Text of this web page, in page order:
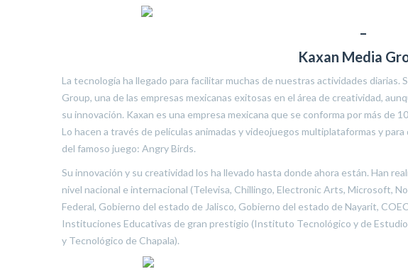
–
Kaxan Media
La tecnología ha llegado para facilitar muchas de nuestras actividades
Group, una de las empresas mexicanas exitosas en el área de creatividad,
su innovación. Kaxan es una empresa mexicana que se conforma por más de
Lo hacen a través de películas animadas y videojuegos multiplataformas y
del famoso juego: Angry Birds.
Su innovación y su creatividad los ha llevado hasta donde ahora están. Han
nivel nacional e internacional (Televisa, Chillingo, Electronic Arts, Microsoft,
Federal, Gobierno del estado de Jalisco, Gobierno del estado de Nayarit,
Instituciones Educativas de gran prestigio (Instituto Tecnológico y de
y Tecnológico de Chapala).